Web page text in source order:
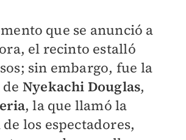
que se anunció a
el recinto estalló
sin embargo, fue la
Nyekachi Douglas,
, la que llamó la
los espectadores,